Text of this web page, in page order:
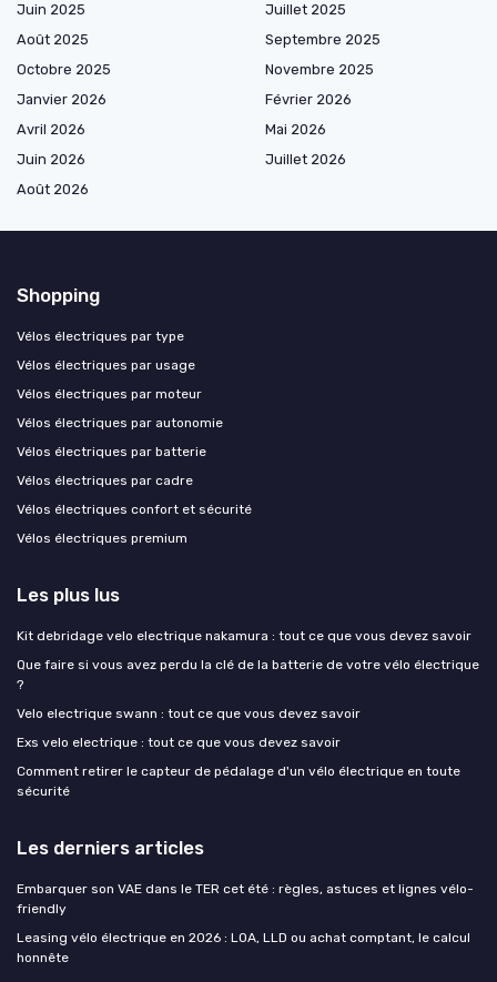
Juin 2025
Juillet 2025
Août 2025
Septembre 2025
Octobre 2025
Novembre 2025
Janvier 2026
Février 2026
Avril 2026
Mai 2026
Juin 2026
Juillet 2026
Août 2026
Shopping
Vélos électriques par type
Vélos électriques par usage
Vélos électriques par moteur
Vélos électriques par autonomie
Vélos électriques par batterie
Vélos électriques par cadre
Vélos électriques confort et sécurité
Vélos électriques premium
Les plus lus
Kit debridage velo electrique nakamura : tout ce que vous devez savoir
Que faire si vous avez perdu la clé de la batterie de votre vélo électrique
?
Velo electrique swann : tout ce que vous devez savoir
Exs velo electrique : tout ce que vous devez savoir
Comment retirer le capteur de pédalage d'un vélo électrique en toute
sécurité
Les derniers articles
Embarquer son VAE dans le TER cet été : règles, astuces et lignes vélo-
friendly
Leasing vélo électrique en 2026 : LOA, LLD ou achat comptant, le calcul
honnête